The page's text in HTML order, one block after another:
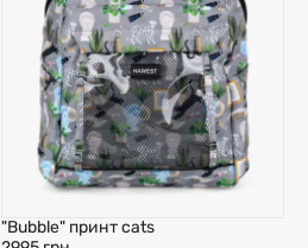
"Bubble" принт cats